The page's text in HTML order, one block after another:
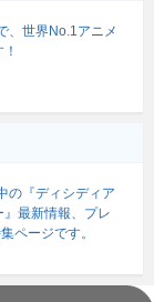
、世界No.1アニメ
の『ディシディア
最新情報、プレ
ページです。